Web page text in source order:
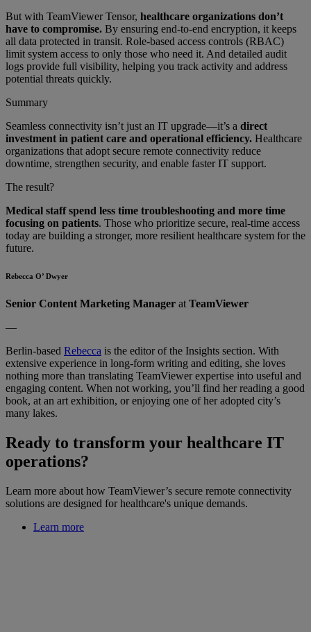
But with TeamViewer Tensor, healthcare organizations don’t
have to compromise. By ensuring end-to-end encryption, it keeps
all data protected in transit. Role-based access controls (RBAC)
limit system access to only those who need it. And detailed audit
logs provide full visibility, helping you track activity and address
potential threats quickly.
Summary
Seamless connectivity isn’t just an IT upgrade—it’s a direct
investment in patient care and operational efficiency. Healthcare
organizations that adopt secure remote connectivity reduce
downtime, strengthen security, and enable faster IT support.
The result?
Medical staff spend less time troubleshooting and more time
focusing on patients. Those who prioritize secure, real-time access
today are building a stronger, more resilient healthcare system for the
future.
Rebecca O’ Dwyer
Senior Content Marketing Manager at TeamViewer
—
Berlin-based Rebecca is the editor of the Insights section. With
extensive experience in long-form writing and editing, she loves
nothing more than translating TeamViewer expertise into useful and
engaging content. When not working, you’ll find her reading a good
book, at an art exhibition, or enjoying one of her adopted city’s
many lakes.
Ready to transform your healthcare IT
operations?
Learn more about how TeamViewer’s secure remote connectivity
solutions are designed for healthcare's unique demands.
Learn more